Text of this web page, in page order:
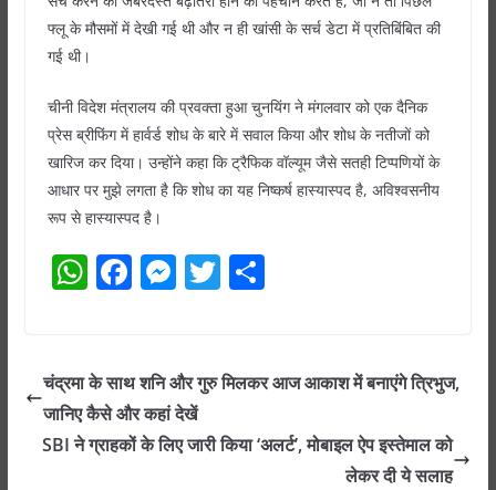
फ्लू के मौसमों में देखी गई थी और न ही खांसी के सर्च डेटा में प्रतिबिंबित की
गई थी।
चीनी विदेश मंत्रालय की प्रवक्ता हुआ चुनयिंग ने मंगलवार को एक दैनिक
प्रेस ब्रीफिंग में हार्वर्ड शोध के बारे में सवाल किया और शोध के नतीजों को
खारिज कर दिया। उन्होंने कहा कि ट्रैफिक वॉल्यूम जैसे सतही टिप्पणियों के
आधार पर मुझे लगता है कि शोध का यह निष्कर्ष हास्यास्पद है, अविश्वसनीय
रूप से हास्यास्पद है।
W
s
A
p
F
e
b
o
M
e
n
g
T
er
S
e
चंद्रमा के साथ शनि और गुरु मिलकर आज आकाश में बनाएंगे त्रिभुज,
जानिए कैसे और कहां देखें
SBI ने ग्राहकों के लिए जारी किया ‘अलर्ट’, मोबाइल ऐप इस्तेमाल को
लेकर दी ये सलाह